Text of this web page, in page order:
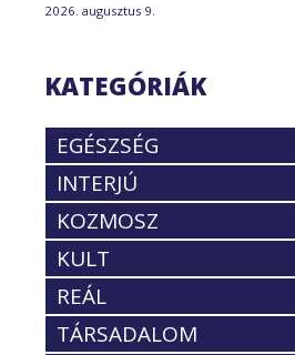
2026. augusztus 9.
KATEGÓRIÁK
EGÉSZSÉG
INTERJÚ
KOZMOSZ
KULT
REÁL
TÁRSADALOM